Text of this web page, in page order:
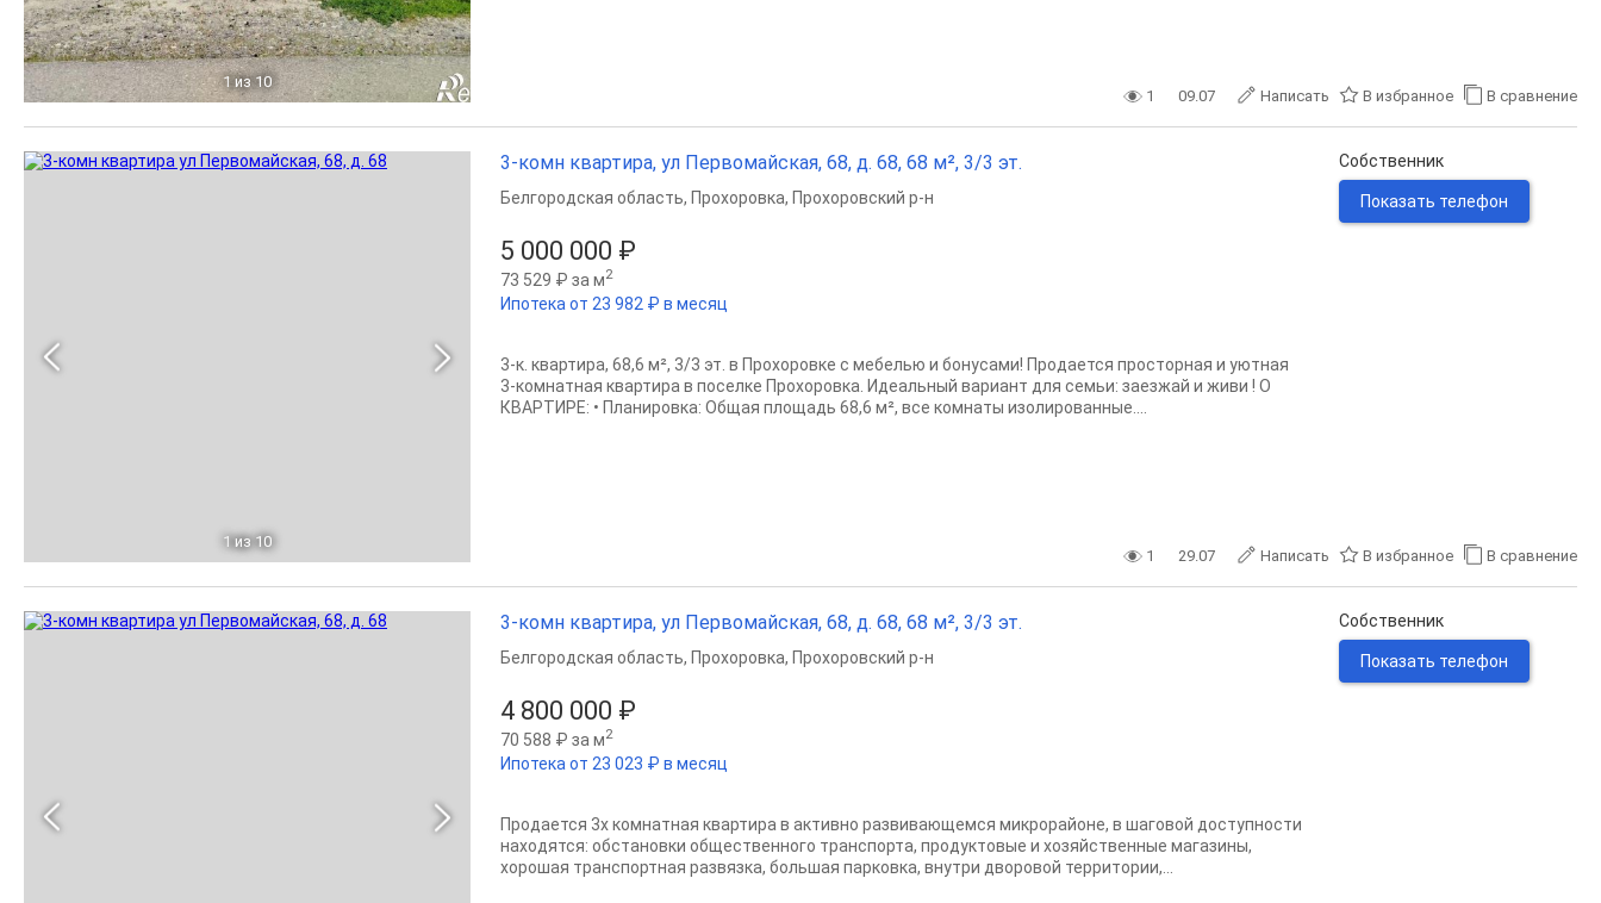
1 из 10
1 09.07 Написать В избранное В сравнение
1 из 10
3-комн квартира, ул Первомайская, 68, д. 68, 68 м², 3/3 эт.
5 000 000 ₽
73 529 ₽ за м2
Ипотека от 23 982 ₽ в месяц
Белгородская область, Прохоровка, Прохоровский р-н
3-к. квартира, 68,6 м², 3/3 эт. в Прохоровке с мебелью и бонусами! Продается просторная и уютная
3-комнатная квартира в поселке Прохоровка. Идеальный вариант для семьи: заезжай и живи ! О
КВАРТИРЕ: • Планировка: Общая площадь 68,6 м², все комнаты изолированные....
Собственник
Показать телефон
1 29.07 Написать В избранное В сравнение
3-комн квартира, ул Первомайская, 68, д. 68, 68 м², 3/3 эт.
4 800 000 ₽
70 588 ₽ за м2
Ипотека от 23 023 ₽ в месяц
Белгородская область, Прохоровка, Прохоровский р-н
Продается 3х комнатная квартира в активно развивающемся микрорайоне, в шаговой доступности
находятся: обстановки общественного транспорта, продуктовые и хозяйственные магазины,
хорошая транспортная развязка, большая парковка, внутри дворовой территории,...
Собственник
Показать телефон